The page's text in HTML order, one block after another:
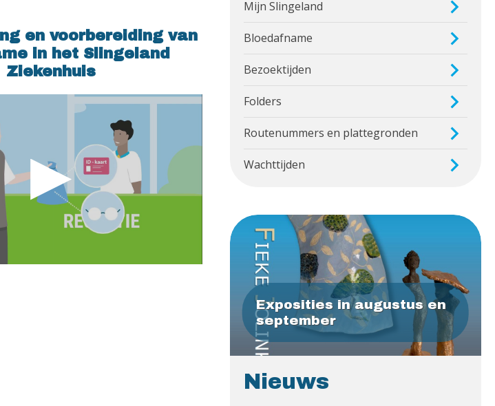
en voorbereiding van
in het Slingeland
Ziekenhuis
Mijn Slingeland
Bloedafname
Bezoektijden
Folders
Routenummers en plattegronden
Wachttijden
Exposities in augustus en
september
Nieuws